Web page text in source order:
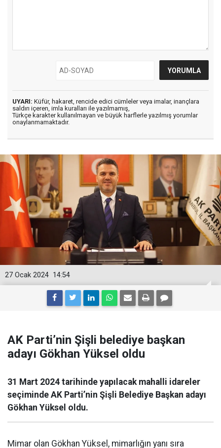
UYARI: Küfür, hakaret, rencide edici cümleler veya imalar, inançlara
saldırı içeren, imla kuralları ile yazılmamış,
Türkçe karakter kullanılmayan ve büyük harflerle yazılmış yorumlar
onaylanmamaktadır.
14:54
27 Ocak 2024
AK Parti’nin Şişli belediye başkan
adayı Gökhan Yüksel oldu
31 Mart 2024 tarihinde yapılacak mahalli idareler
seçiminde AK Parti’nin Şişli Belediye Başkan adayı
Gökhan Yüksel oldu.
Mimar olan Gökhan Yüksel, mimarlığın yanı sıra